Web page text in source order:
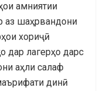
амниятии
аз шаҳрвандони
хориҷӣ
дар лагерҳо дарс
аҳли салаф
динӣ